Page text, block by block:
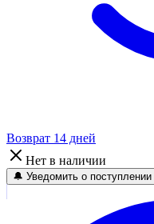
Возврат 14 дней
Нет в наличии
🔔 Уведомить о поступлении